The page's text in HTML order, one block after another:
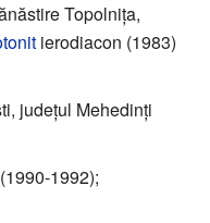
Topolnița,
ierodiacon (1983)
județul Mehedinți
1992);